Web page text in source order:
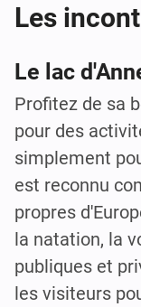
Les
Le lac
Profitez de sa
pour des
simplement
est reconnu
propres
la natation, la
publiques et
les visiteurs